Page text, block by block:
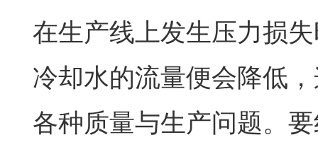
在生产线上发生压力损
冷却水的流量便会降低
各种质量与生产问题。